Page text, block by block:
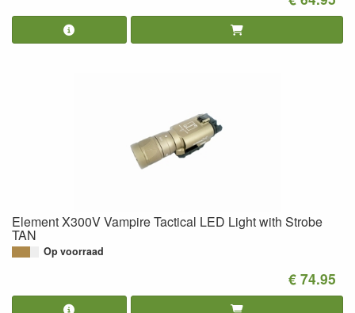
Element X300V Vampire Tactical LED Light with Strobe
TAN
Op voorraad
€ 74.95